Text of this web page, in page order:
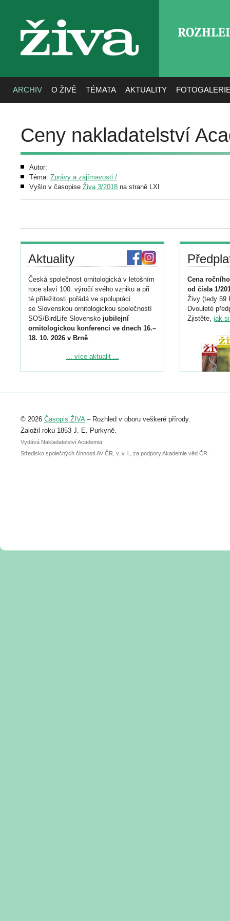
živa
ARCHIV O ŽIVĚ TÉMATA AKTUALITY
Ceny nakladatelství
Autor:
Téma: Zprávy a zajímavosti /
Vyšlo v časopise Živa 3/2018 na straně LXI
Aktuality
Česká společnost ornitologická v letošním
roce slaví 100. výročí svého vzniku a při
té příležitosti pořádá ve spolupráci
se Slovenskou ornitologickou společností
SOS/BirdLife Slovensko jubilejní
ornitologickou konferenci ve dnech 16.–
18. 10. 2026 v Brně.
Podrobnější informace ke konferenci
Registrovat se můžete do 6. září.
abstraktu přihlášené přednášky nebo
posteru je už 30. června.
... více aktualit ...
Cena
od čísla 1/
Živy (tedy 59
Dvouleté
Zjistěte, jak
© 2026 Časopis ŽIVA– Rozhled v oboru veškeré přírody.
Založil roku 1853 J. E. Purkyně.
Vydává Nakladatelství Academia,
Středisko společných činností AV ČR, v. v. i., za podpory Akademie věd ČR.